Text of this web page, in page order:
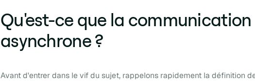
Qu'est-ce que la communication
asynchrone ?
Avant d'entrer dans le vif du sujet, rappelons rapidement la définition